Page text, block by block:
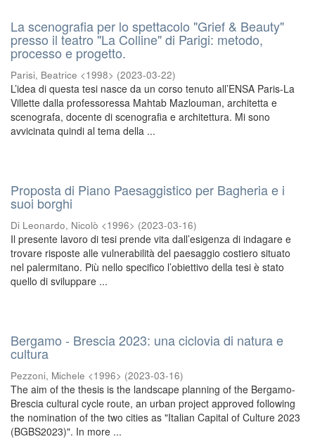
La scenografia per lo spettacolo "Grief & Beauty"
presso il teatro "La Colline" di Parigi: metodo,
processo e progetto.
Parisi, Beatrice <1998> (2023-03-22)
L’idea di questa tesi nasce da un corso tenuto all’ENSA Paris-La
Villette dalla professoressa Mahtab Mazlouman, architetta e
scenografa, docente di scenografia e architettura. Mi sono
avvicinata quindi al tema della ...
Proposta di Piano Paesaggistico per Bagheria e i
suoi borghi
Di Leonardo, Nicolò <1996> (2023-03-16)
Il presente lavoro di tesi prende vita dall’esigenza di indagare e
trovare risposte alle vulnerabilità del paesaggio costiero situato
nel palermitano. Più nello specifico l’obiettivo della tesi è stato
quello di sviluppare ...
Bergamo - Brescia 2023: una ciclovia di natura e
cultura
Pezzoni, Michele <1996> (2023-03-16)
The aim of the thesis is the landscape planning of the Bergamo-
Brescia cultural cycle route, an urban project approved following
the nomination of the two cities as "Italian Capital of Culture 2023
(BGBS2023)". In more ...